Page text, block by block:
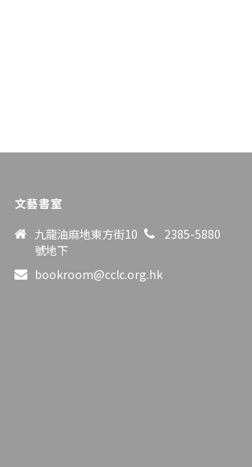
文藝書室
九龍油麻地東方街10
號地下
2385-5880
bookroom@cclc.org.hk